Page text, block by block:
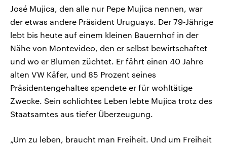
José Mujica, den alle nur Pepe Mujica nennen, war
der etwas andere Präsident Uruguays. Der 79-Jährige
lebt bis heute auf einem kleinen Bauernhof in der
Nähe von Montevideo, den er selbst bewirtschaftet
und wo er Blumen züchtet. Er fährt einen 40 Jahre
alten VW Käfer, und 85 Prozent seines
Präsidentengehaltes spendete er für wohltätige
Zwecke. Sein schlichtes Leben lebte Mujica trotz des
Staatsamtes aus tiefer Überzeugung.
„Um zu leben, braucht man Freiheit. Und um Freiheit